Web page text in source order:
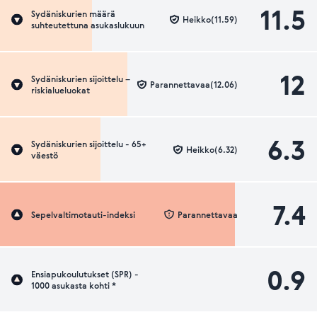
Sydäniskurien määrä
suhteutettuna asukaslukuun
11.5
Heikko(11.59)
Sydäniskurien sijoittelu –
riskialueluokat
12
Parannettavaa(12.06)
Sydäniskurien sijoittelu - 65+
väestö
6.3
Heikko(6.32)
Sepelvaltimotauti-indeksi 7.4
Parannettavaa
Ensiapukoulutukset (SPR) -
1000 asukasta kohti *
0.9